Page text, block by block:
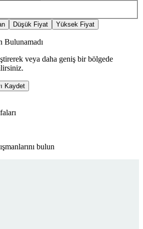
Düşük Fiyat Yüksek Fiyat
veya daha geniş bir bölgede
Kaydet
bulun